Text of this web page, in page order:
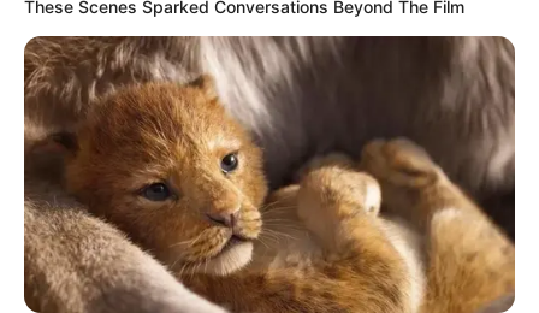
a vacinação e têm impacto na sua relação com as pessoas e com a
equipe de saúde na sala de vacina.
Assim sendo, convidamos você a navegar nesta jornada de
aprendizado e conhecimento:
Revisitando o Curso de Fortalecimento das Ações de Imunização
em Territórios Municipais – ImunizaSUS.
These Scenes Sparked Conversations Beyond The Film